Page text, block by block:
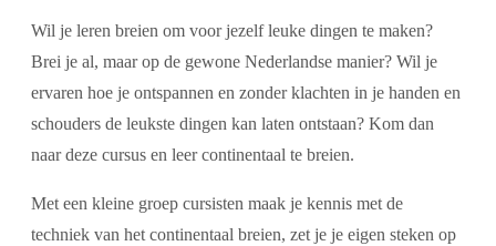
Wil je leren breien om voor jezelf leuke dingen te maken?
Brei je al, maar op de gewone Nederlandse manier? Wil je
ervaren hoe je ontspannen en zonder klachten in je handen en
schouders de leukste dingen kan laten ontstaan? Kom dan
naar deze cursus en leer continentaal te breien.
Met een kleine groep cursisten maak je kennis met de
techniek van het continentaal breien, zet je je eigen steken op